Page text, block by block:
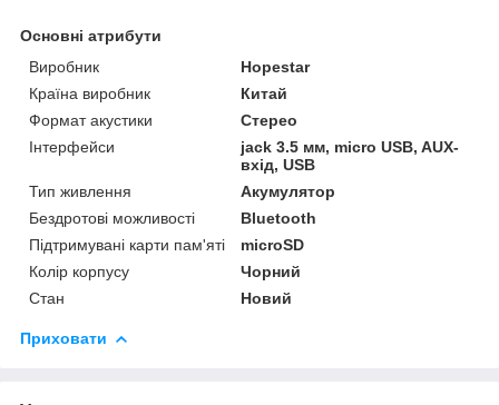
Основні атрибути
Виробник
Hopestar
Країна виробник
Китай
Формат акустики
Стерео
Інтерфейси
jack 3.5 мм, micro USB, AUX-
вхід, USB
Тип живлення
Акумулятор
Бездротові можливості
Bluetooth
Підтримувані карти пам'яті
microSD
Колір корпусу
Чорний
Стан
Новий
Приховати